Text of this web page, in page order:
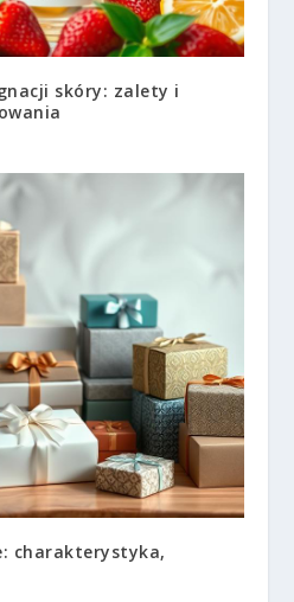
skóry: zalety i
charakterystyka,